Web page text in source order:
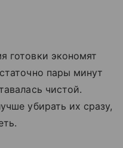
готовки экономят
пары минут
чистой.
убирать их сразу,